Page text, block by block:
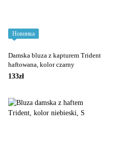
Новинка
Damska bluza z kapturem Trident
haftowana, kolor czarny
133zł